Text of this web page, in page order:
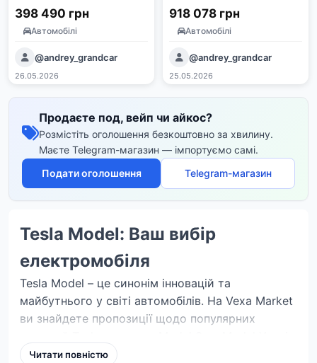
398 490 грн
Автомобілі
@andrey_grandcar
26.05.2026
918 078 грн
Автомобілі
@andrey_grandcar
25.05.2026
Продаєте под, вейп чи айкос?
Розмістіть оголошення безкоштовно за хвилину.
Маєте Telegram-магазин — імпортуємо самі.
Подати оголошення
Telegram-магазин
Tesla Model: Ваш вибір
електромобіля
Tesla Model – це синонім інновацій та
майбутнього у світі автомобілів. На Vexa Market
ви знайдете пропозиції щодо популярних
привозять зі США. Ці електромобілі поєднують у
Читати повністю